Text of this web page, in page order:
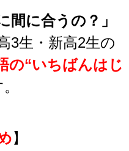
間に合うの？」
3生・新高2生の
の“いちばんはじ
】